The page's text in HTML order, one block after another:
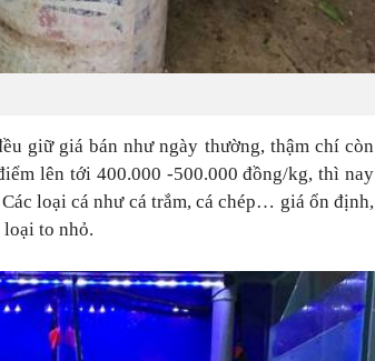
giữ giá bán như ngày thường, thậm chí còn
lên tới 400.000 -500.000 đồng/kg, thì nay
loại cá như cá trắm, cá chép… giá ổn định,
to nhỏ.